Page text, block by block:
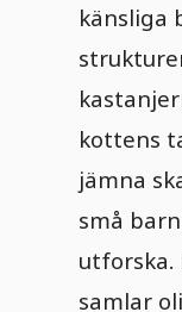
känsliga
kottens
jämna
små
samlar